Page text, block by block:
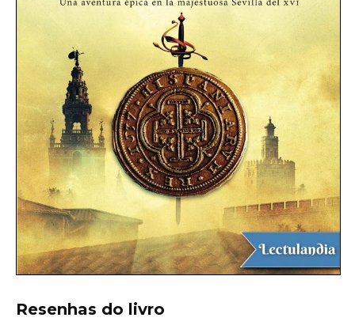
Resenhas do livro